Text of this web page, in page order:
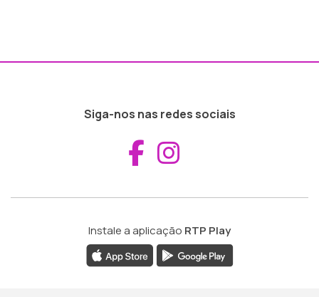
Siga-nos nas redes sociais
Aceder ao
Instale a aplicação RTP Play